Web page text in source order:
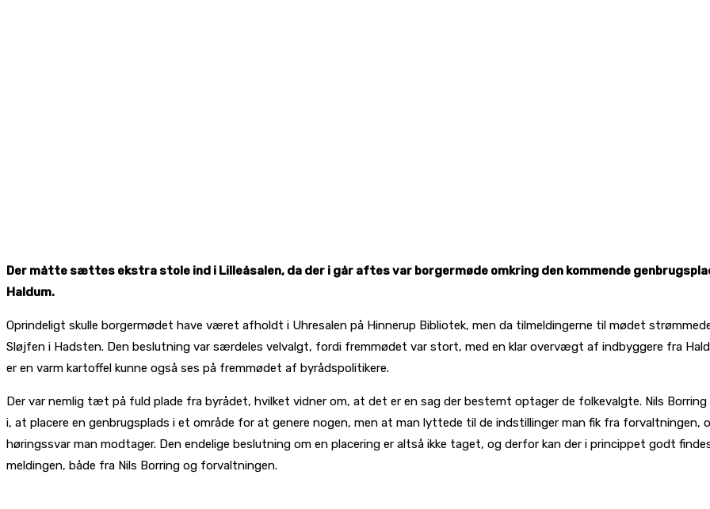
Der måtte sættes ekstra stole ind i Lilleåsalen, da der i går aftes var borgermøde omkring den kommende
Haldum.
Oprindeligt skulle borgermødet have været afholdt i Uhresalen på Hinnerup Bibliotek, men da tilmeldingerne til mødet
Sløjfen i Hadsten. Den beslutning var særdeles velvalgt, fordi fremmødet var stort, med en klar overvægt af indbyggere fra
er en varm kartoffel kunne også ses på fremmødet af byrådspolitikere.
Der var nemlig tæt på fuld plade fra byrådet, hvilket vidner om, at det er en sag der bestemt optager de folkevalgte. Nils
i, at placere en genbrugsplads i et område for at genere nogen, men at man lyttede til de indstillinger man fik fra forvaltningen,
høringssvar man modtager. Den endelige beslutning om en placering er altså ikke taget, og derfor kan der i princippet godt
meldingen, både fra Nils Borring og forvaltningen.